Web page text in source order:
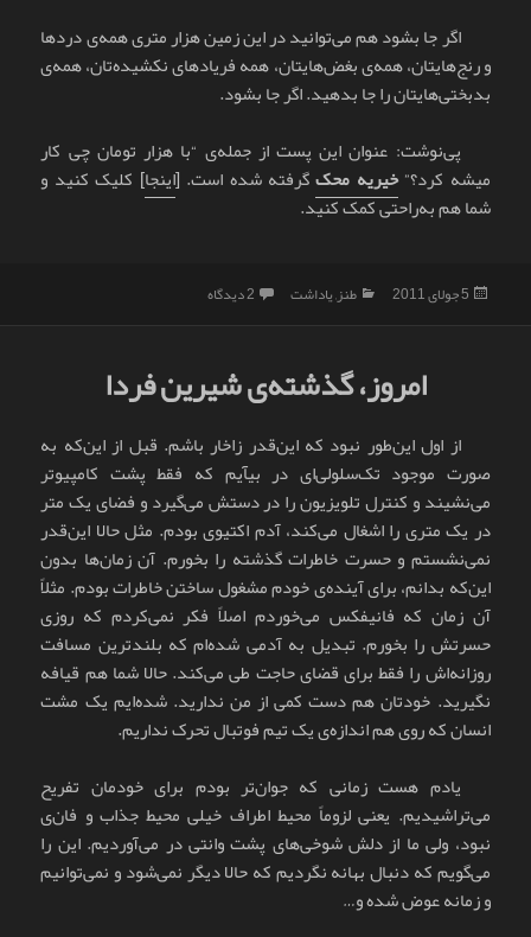
اگر جا بشود هم می‌توانید در این زمین هزار متری همه‌ی دردها
و رنج‌هایتان، همه‌ی بغض‌هایتان، همه فریادهای نکشیده‌تان، همه‌ی
بدبختی‌هایتان را جا بدهید. اگر جا بشود.
پی‌نوشت: عنوان این پست از جمله‌ی “با هزار تومان چی کار
میشه کرد؟”خیریه محکگرفته شده است. [اینجا] کلیک کنید و
شما هم به‌راحتی کمک کنید.
ارسال
5 جولای 2011 دسته‌ها
طنز,یاداشت 2 دیدگاه برای با هزار متر زمین چی کار می‌شه
امروز، گذشته‌ی شیرین فردا
از اول این‌طور نبود که این‌قدر زاخار باشم. قبل از این‌که به
صورت موجود تک‌سلولی‌ای در بیآیم که فقط پشت کامپیوتر
می‌نشیند و کنترل تلویزیون را در دستش می‌گیرد و فضای یک متر
در یک متری را اشغال می‌کند، آدم اکتیوی بودم. مثل حالا این‌قدر
نمی‌نشستم و حسرت خاطرات گذشته را بخورم. آن زمان‌ها بدون
این‌که بدانم، برای آینده‌ی خودم مشغول ساختن خاطرات بودم. مثلاً
آن زمان که فانیفکس می‌خوردم اصلاً فکر نمی‌کردم که روزی
حسرتش را بخورم. تبدیل به آدمی شده‌ام که بلندترین مسافت
روزانه‌اش را فقط برای قضای حاجت طی می‌کند. حالا شما هم قیافه
نگیرید. خودتان هم دست کمی از من ندارید. شده‌ایم یک مشت
انسان که روی هم اندازه‌ی یک تیم فوتبال تحرک نداریم.
یادم هست زمانی که جوان‌تر بودم برای خودمان تفریح
می‌تراشیدیم. یعنی لزوماً محیط اطراف خیلی محیط جذاب و فان‌ی
نبود، ولی ما از دلش شوخی‌های پشت وانتی در می‌آوردیم. این را
می‌گویم که دنبال بهانه نگردیم که حالا دیگر نمی‌شود و نمی‌توانیم
و زمانه عوض شده و…